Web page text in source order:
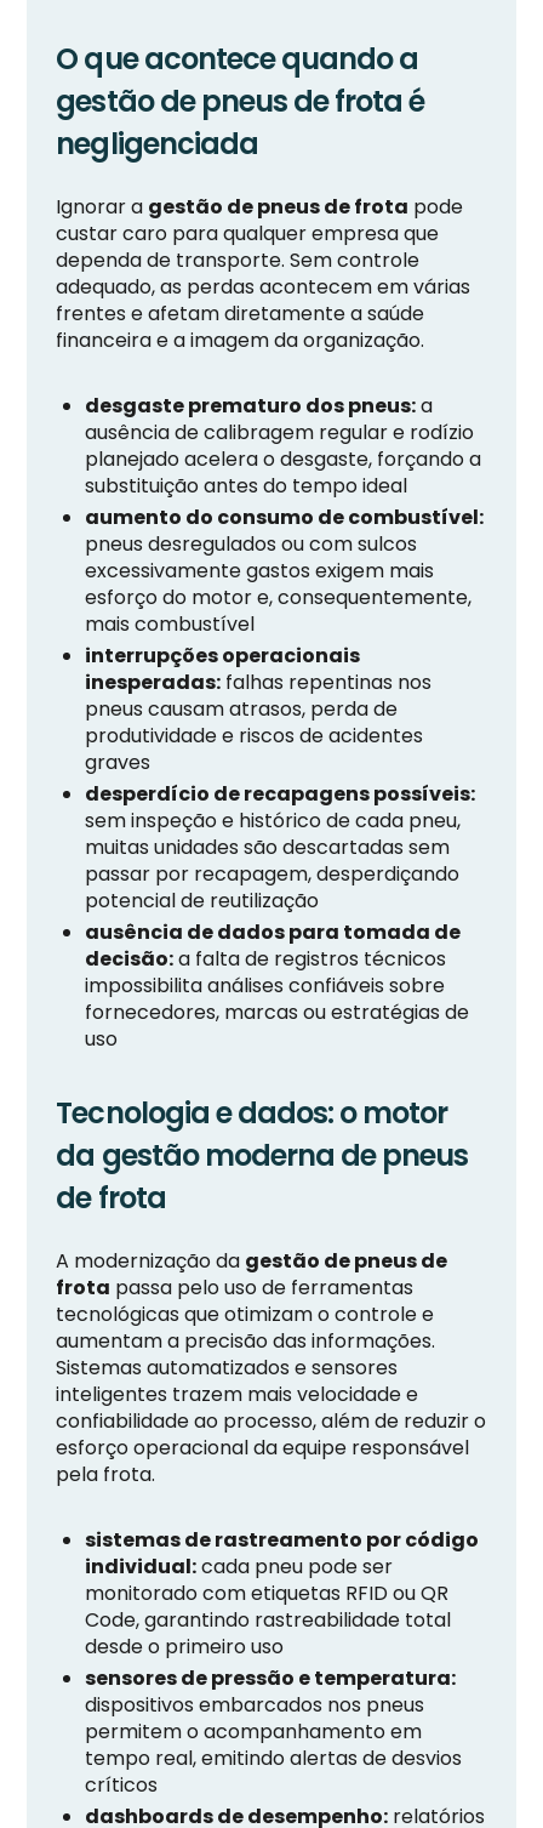
O que acontece quando a
gestão de pneus de frota é
negligenciada
Ignorar a gestão de pneus de frota pode
custar caro para qualquer empresa que
dependa de transporte. Sem controle
adequado, as perdas acontecem em várias
frentes e afetam diretamente a saúde
financeira e a imagem da organização.
desgaste prematuro dos pneus:a
ausência de calibragem regular e rodízio
planejado acelera o desgaste, forçando a
substituição antes do tempo ideal
aumento do consumo de combustível:
pneus desregulados ou com sulcos
excessivamente gastos exigem mais
esforço do motor e, consequentemente,
mais combustível
interrupções operacionais
inesperadas: falhas repentinas nos
pneus causam atrasos, perda de
produtividade e riscos de acidentes
graves
desperdício de recapagens possíveis:
sem inspeção e histórico de cada pneu,
muitas unidades são descartadas sem
passar por recapagem, desperdiçando
potencial de reutilização
ausência de dados para tomada de
decisão:a falta de registros técnicos
impossibilita análises confiáveis sobre
fornecedores, marcas ou estratégias de
uso
Tecnologia e dados: o motor
da gestão moderna de pneus
de frota
A modernização da gestão de pneus de
frota passa pelo uso de ferramentas
tecnológicas que otimizam o controle e
aumentam a precisão das informações.
Sistemas automatizados e sensores
inteligentes trazem mais velocidade e
confiabilidade ao processo, além de reduzir o
esforço operacional da equipe responsável
pela frota.
sistemas de rastreamento por código
individual:cada pneu pode ser
monitorado com etiquetas RFID ou QR
Code, garantindo rastreabilidade total
desde o primeiro uso
sensores de pressão e temperatura:
dispositivos embarcados nos pneus
permitem o acompanhamento em
tempo real, emitindo alertas de desvios
críticos
dashboards de desempenho: relatórios